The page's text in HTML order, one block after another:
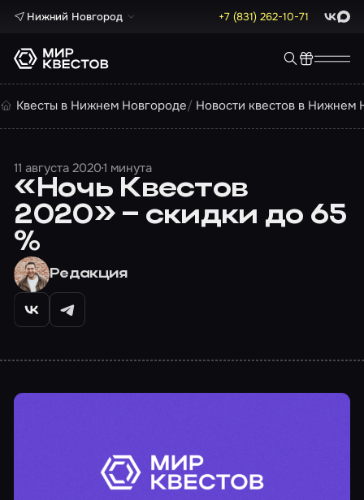
Нижний Новгород +7 (831) 262-10-71 Max
Квесты в Нижнем Новгороде Новости квестов в Нижнем
11 августа 20201 минута
«Ночь Квестов
2020» – скидки до 65
%
Редакция